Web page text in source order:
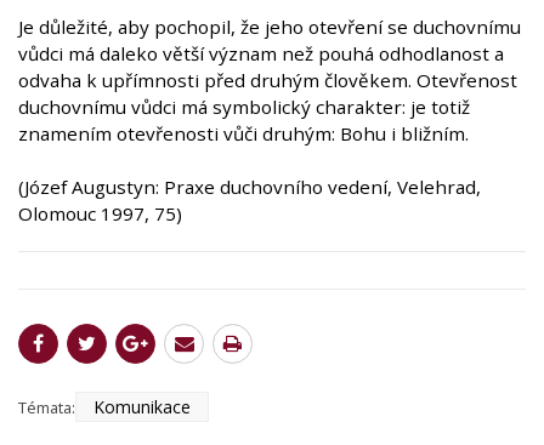
Je důležité, aby pochopil, že jeho otevření se duchovnímu
vůdci má daleko větší význam než pouhá odhodlanost a
odvaha k upřímnosti před druhým člověkem. Otevřenost
duchovnímu vůdci má symbolický charakter: je totiž
znamením otevřenosti vůči druhým: Bohu i bližním.
(Józef Augustyn: Praxe duchovního vedení, Velehrad,
Olomouc 1997, 75)
Témata: Komunikace